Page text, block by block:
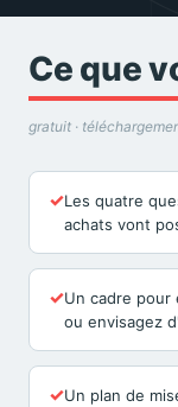
Ce que
gratuit ·
✓Les quatre
achats vont
✓Un cadre pour
ou envisagez
✓Un plan de